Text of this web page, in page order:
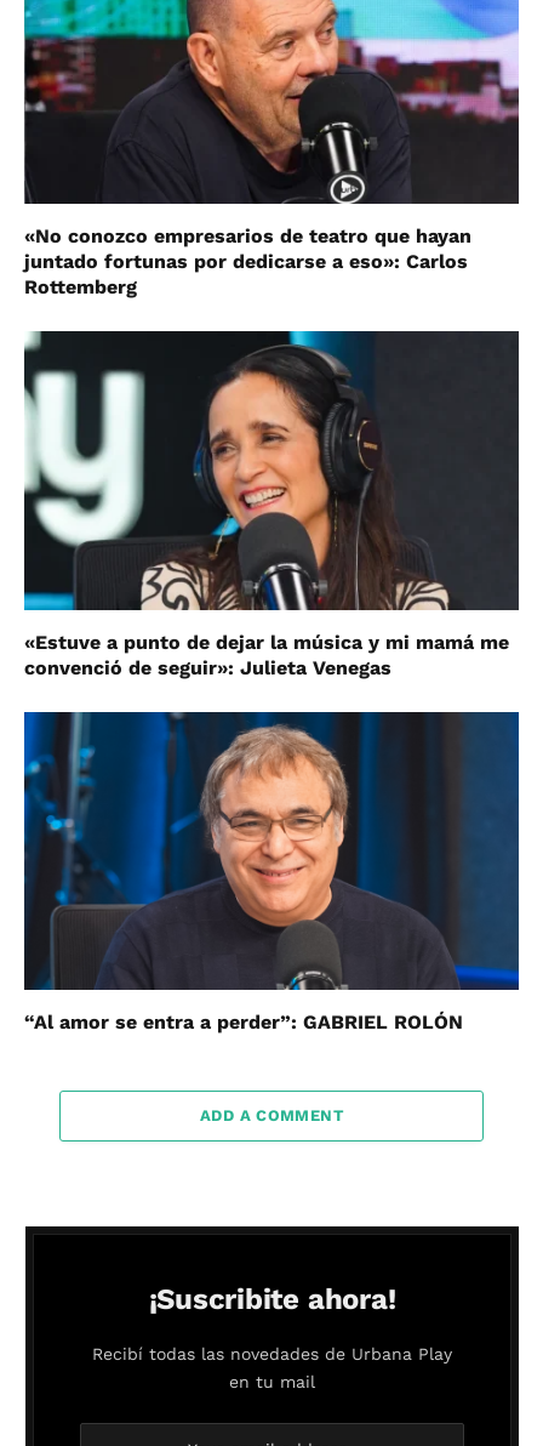
«No conozco empresarios de teatro que hayan
juntado fortunas por dedicarse a eso»: Carlos
Rottemberg
«Estuve a punto de dejar la música y mi mamá me
convenció de seguir»: Julieta Venegas
“Al amor se entra a perder”: GABRIEL ROLÓN
ADD A COMMENT
¡Suscribite ahora!
Recibí todas las novedades de Urbana Play
en tu mail